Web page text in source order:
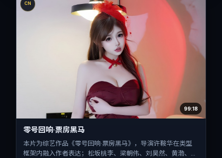
CN
99:18
零号回响·票房黑马
本片为综艺作品《零号回响·票房黑马》，导演许鞍华在类型
框架内融入作者表达；松坂桃李、梁朝伟、刘昊然、黄渤、汤